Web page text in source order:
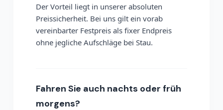
Der Vorteil liegt in unserer absoluten
Preissicherheit. Bei uns gilt ein vorab
vereinbarter Festpreis als fixer Endpreis
ohne jegliche Aufschläge bei Stau.
Fahren Sie auch nachts oder früh
morgens?